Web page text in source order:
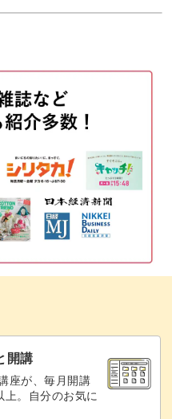
く仕上げるためのコツも
ズは、配置のしかた次第
りますよ。
いれば、あとはダイヤモ
る、つや消しのマットジ
なイメージで、細部まで
。
いて
08:53
せる
開講
座が、毎月開講
。自分のお気に